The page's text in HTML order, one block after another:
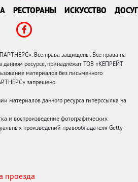
РЕСТОРАНЫ ИСКУССТВО ДОСУГ
Все права защищены. Все права на
данном ресурсе, принадлежат ТОВ «КЕПРЕЙТ
материалов без письменного
запрещено.
материалов данного ресурса гиперссылка на
и воспроизведение фотографических
произведений правообладателя Getty
проезда